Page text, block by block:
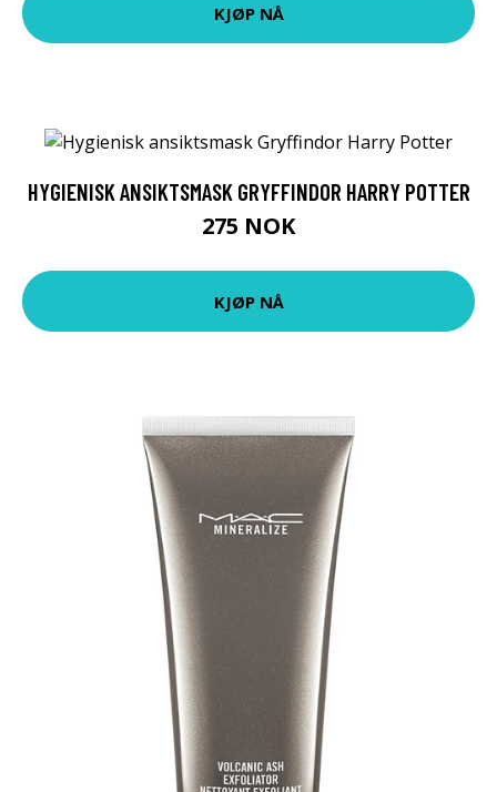
KJØP NÅ
HYGIENISK ANSIKTSMASK GRYFFINDOR HARRY POTTER
275 NOK
KJØP NÅ